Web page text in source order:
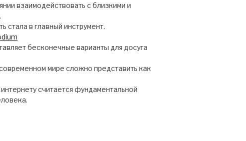
взаимодействовать с близкими и
стала в главный инструмент.
бесконечные варианты для досуга
мире сложно представить как
считается фундаментальной